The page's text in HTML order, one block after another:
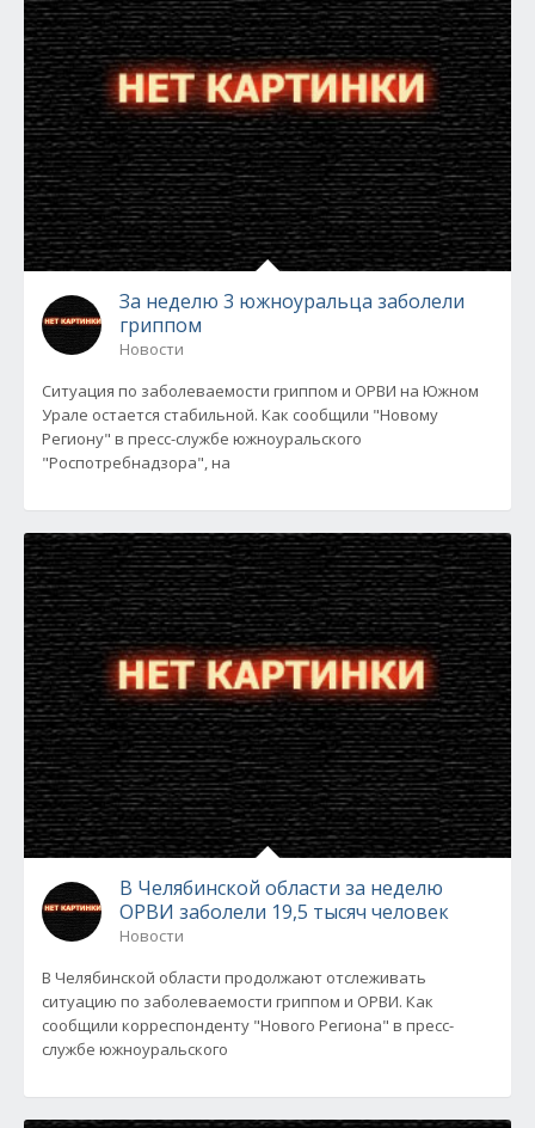
За неделю 3 южноуральца заболели
гриппом
Новости
Ситуация по заболеваемости гриппом и ОРВИ на Южном
Урале остается стабильной. Как сообщили "Новому
Региону" в пресс-службе южноуральского
"Роспотребнадзора", на
В Челябинской области за неделю
ОРВИ заболели 19,5 тысяч человек
Новости
В Челябинской области продолжают отслеживать
ситуацию по заболеваемости гриппом и ОРВИ. Как
сообщили корреспонденту "Нового Региона" в пресс-
службе южноуральского